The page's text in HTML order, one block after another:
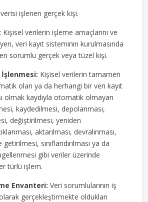
işlenen gerçek kişi.
Kişisel verilerin işleme amaçlarını ve
veri kayıt sisteminin kurulmasında
sorumlu gerçek veya tüzel kişi.
Kişisel verilerin tamamen
olan ya da herhangi bir veri kayıt
olmak kaydıyla otomatik olmayan
kaydedilmesi, depolanması,
değiştirilmesi, yeniden
aktarılması, devralınması,
sınıflandırılması ya da
gibi veriler üzerinde
türlü işlem.
Envanteri: Veri sorumlularının iş
gerçekleştirmekte oldukları